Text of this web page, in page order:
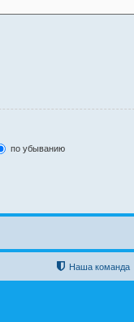
по убыванию
Наша команда